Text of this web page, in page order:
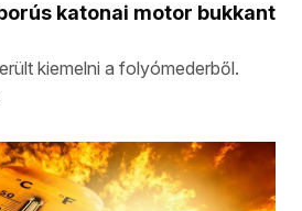
katonai motor bukkant
kiemelni a folyómederből.